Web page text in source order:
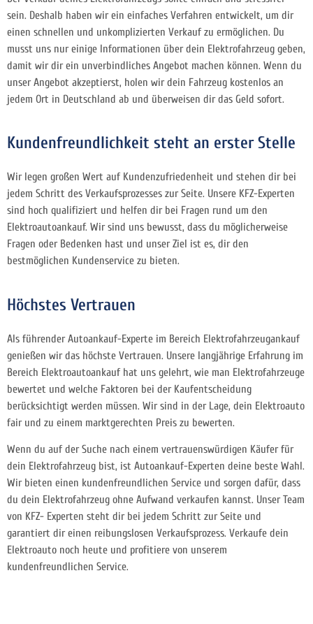
sein. Deshalb haben wir ein einfaches Verfahren entwickelt, um dir
einen schnellen und unkomplizierten Verkauf zu ermöglichen. Du
musst uns nur einige Informationen über dein Elektrofahrzeug geben,
damit wir dir ein unverbindliches Angebot machen können. Wenn du
unser Angebot akzeptierst, holen wir dein Fahrzeug kostenlos an
jedem Ort in Deutschland ab und überweisen dir das Geld sofort.
Kundenfreundlichkeit steht an erster Stelle
Wir legen großen Wert auf Kundenzufriedenheit und stehen dir bei
jedem Schritt des Verkaufsprozesses zur Seite. Unsere KFZ-Experten
sind hoch qualifiziert und helfen dir bei Fragen rund um den
Elektroautoankauf. Wir sind uns bewusst, dass du möglicherweise
Fragen oder Bedenken hast und unser Ziel ist es, dir den
bestmöglichen Kundenservice zu bieten.
Höchstes Vertrauen
Als führender Autoankauf-Experte im Bereich Elektrofahrzeugankauf
genießen wir das höchste Vertrauen. Unsere langjährige Erfahrung im
Bereich Elektroautoankauf hat uns gelehrt, wie man Elektrofahrzeuge
bewertet und welche Faktoren bei der Kaufentscheidung
berücksichtigt werden müssen. Wir sind in der Lage, dein Elektroauto
fair und zu einem marktgerechten Preis zu bewerten.
Wenn du auf der Suche nach einem vertrauenswürdigen Käufer für
dein Elektrofahrzeug bist, ist Autoankauf-Experten deine beste Wahl.
Wir bieten einen kundenfreundlichen Service und sorgen dafür, dass
du dein Elektrofahrzeug ohne Aufwand verkaufen kannst. Unser Team
von KFZ- Experten steht dir bei jedem Schritt zur Seite und
garantiert dir einen reibungslosen Verkaufsprozess. Verkaufe dein
Elektroauto noch heute und profitiere von unserem
kundenfreundlichen Service.